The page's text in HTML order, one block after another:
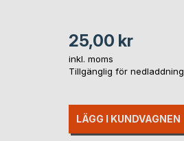
25,00 kr
inkl. moms
Tillgänglig för nedladdning
LÄGG I KUNDVAGNEN